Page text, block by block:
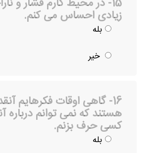
15- در محیط کارم فشار و
زیادی احساس می کنم.
بله
خیر
16- گاهی اوقات فکرهایم
هستند که نمی توانم درباره
کسی حرف بزنم.
بله